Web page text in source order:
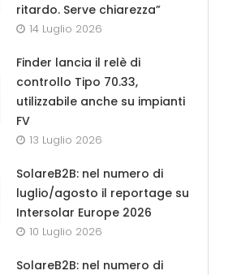
ritardo. Serve chiarezza”
14 Luglio 2026
Finder lancia il relè di
controllo Tipo 70.33,
utilizzabile anche su impianti
FV
13 Luglio 2026
SolareB2B: nel numero di
luglio/agosto il reportage su
Intersolar Europe 2026
10 Luglio 2026
SolareB2B: nel numero di